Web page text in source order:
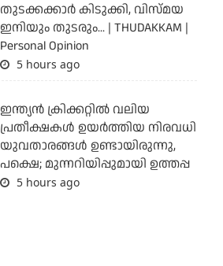
തുടക്കക്കാര്‍ കിടുക്കി, വിസ്മയ
ഇനിയും തുടരും... | THUDAKKAM |
Personal Opinion
5 hours ago
ഇന്ത്യന്‍ ക്രിക്കറ്റില്‍ വലിയ
പ്രതീക്ഷകള്‍ ഉയര്‍ത്തിയ നിരവധി
യുവതാരങ്ങള്‍ ഉണ്ടായിരുന്നു,
പക്ഷെ; മുന്നറിയിപ്പുമായി ഉത്തപ്പ
5 hours ago